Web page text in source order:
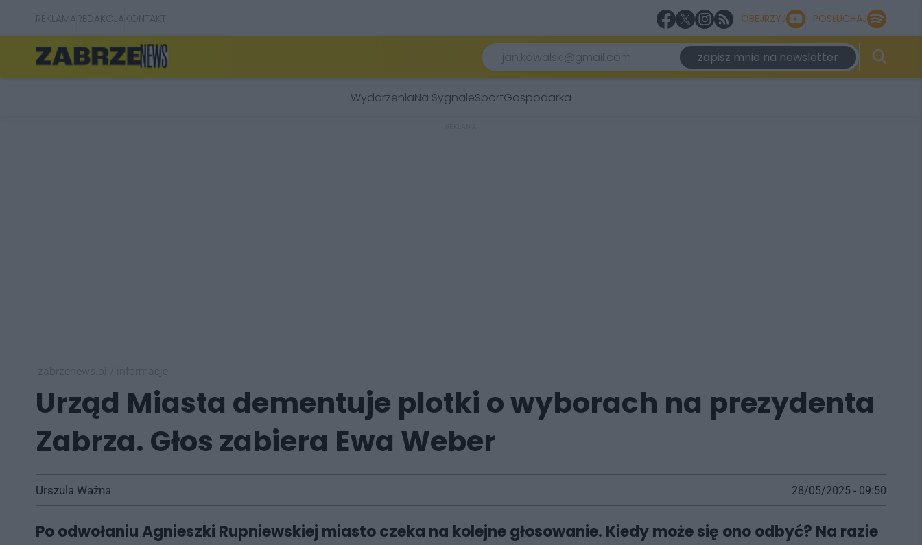
REKLAMAREDAKCJAKONTAKT OBEJRZYJ POSŁUCHAJ
zapisz mnie na newsletter
WydarzeniaNa SygnaleSportGospodarka
Urząd Miasta dementuje plotki o wyborach na prezydenta
Zabrza. Głos zabiera Ewa Weber
Urszula Ważna 28/05/2025 - 09:50
Po odwołaniu Agnieszki Rupniewskiej miasto czeka na kolejne głosowanie. Kiedy może się ono odbyć? Na razie